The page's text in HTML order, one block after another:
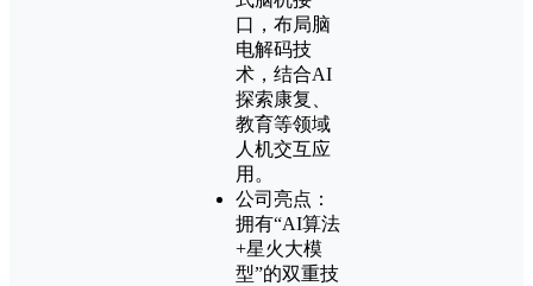
口，布局脑
电解码技
术，结合AI
探索康复、
教育等领域
人机交互应
用。
公司亮点：
拥有“AI算法
+星火大模
型”的双重技